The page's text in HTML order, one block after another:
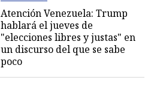
Atención Venezuela: Trump
hablará el jueves de
"elecciones libres y justas" en
un discurso del que se sabe
poco